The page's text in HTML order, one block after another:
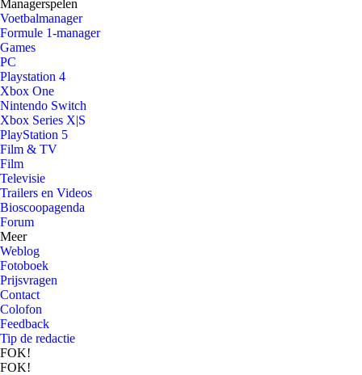
Managerspelen
Voetbalmanager
Formule 1-manager
Games
PC
Playstation 4
Xbox One
Nintendo Switch
Xbox Series X|S
PlayStation 5
Film & TV
Film
Televisie
Trailers en Videos
Bioscoopagenda
Forum
Meer
Weblog
Fotoboek
Prijsvragen
Contact
Colofon
Feedback
Tip de redactie
FOK!
FOK!